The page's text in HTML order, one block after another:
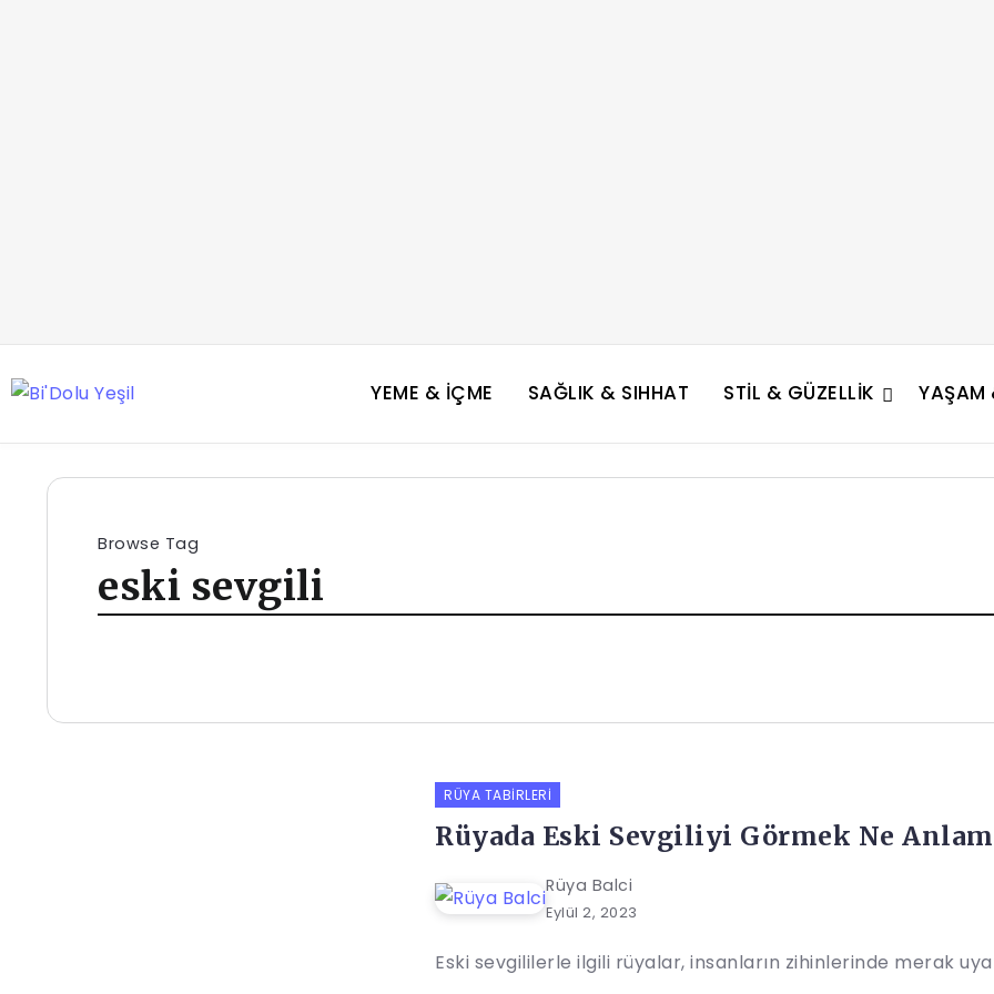
YEME & İÇME SAĞLIK & SIHHAT STIL & GÜZELLIK YAŞAM
Browse Tag
eski sevgili
RÜYA TABIRLERI
Rüyada Eski Sevgiliyi Görmek Ne
Rüya Balci
Eylül 2, 2023
Eski sevgililerle ilgili rüyalar, insanların zihinlerinde merak